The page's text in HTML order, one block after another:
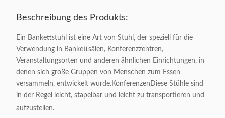
Beschreibung des Produkts:
Ein Bankettstuhl ist eine Art von Stuhl, der speziell für die
Verwendung in Bankettsälen, Konferenzzentren,
Veranstaltungsorten und anderen ähnlichen Einrichtungen, in
denen sich große Gruppen von Menschen zum Essen
versammeln, entwickelt wurde.KonferenzenDiese Stühle sind
in der Regel leicht, stapelbar und leicht zu transportieren und
aufzustellen.